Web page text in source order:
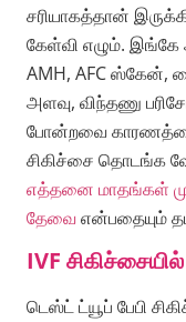
சரியாகத்தான்
கேள்வி எழும்.
AMH, AFC ஸ்கேன்,
அளவு, விந்தணு
போன்றவை காரணத்தை
சிகிச்சை தொடங்க
எத்தனை மாதங்கள்
தேவை என்பதையும்
IVF
டெஸ்ட் ட்யூப் பேபி